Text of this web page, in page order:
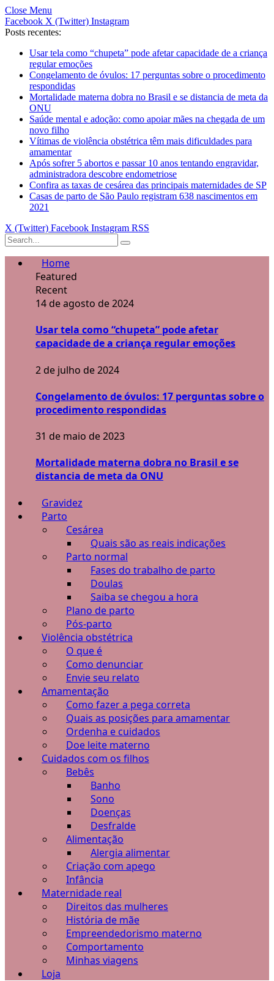
Close Menu
Facebook X (Twitter) Instagram
Posts recentes:
Usar tela como “chupeta” pode afetar capacidade de a criança
regular emoções
Congelamento de óvulos: 17 perguntas sobre o procedimento
respondidas
Mortalidade materna dobra no Brasil e se distancia de meta da
ONU
Saúde mental e adoção: como apoiar mães na chegada de um
novo filho
Vítimas de violência obstétrica têm mais dificuldades para
amamentar
Após sofrer 5 abortos e passar 10 anos tentando engravidar,
administradora descobre endometriose
Confira as taxas de cesárea das principais maternidades de SP
Casas de parto de São Paulo registram 638 nascimentos em
2021
X (Twitter) Facebook Instagram RSS
Home
Featured
Recent
14 de agosto de 2024
Usar tela como “chupeta” pode afetar
capacidade de a criança regular emoções
2 de julho de 2024
Congelamento de óvulos: 17 perguntas sobre o
procedimento respondidas
31 de maio de 2023
Mortalidade materna dobra no Brasil e se
distancia de meta da ONU
Gravidez
Parto
Cesárea
Quais são as reais indicações
Parto normal
Fases do trabalho de parto
Doulas
Saiba se chegou a hora
Plano de parto
Pós-parto
Violência obstétrica
O que é
Como denunciar
Envie seu relato
Amamentação
Como fazer a pega correta
Quais as posições para amamentar
Ordenha e cuidados
Doe leite materno
Cuidados com os filhos
Bebês
Banho
Sono
Doenças
Desfralde
Alimentação
Alergia alimentar
Criação com apego
Infância
Maternidade real
Direitos das mulheres
História de mãe
Empreendedorismo materno
Comportamento
Minhas viagens
Loja